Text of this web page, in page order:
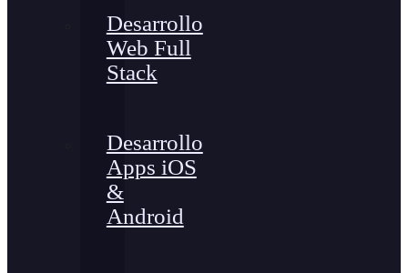
Desarrollo
Web Full
Stack
Desarrollo
Apps iOS
&
Android